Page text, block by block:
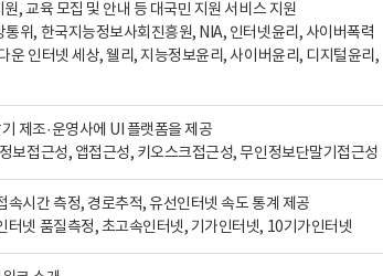
, 교육 모집 및 안내 등 대국민 지원 서비스 지원
위, 한국지능정보사회진흥원, NIA, 인터넷윤리, 사이버폭력
운 인터넷 세상, 웰리, 지능정보윤리, 사이버윤리, 디지털윤리,
제조·운영사에 UI 플랫폼을 제공
보접근성, 앱접근성, 키오스크접근성, 무인정보단말기접근성
속시간 측정, 경로추적, 유선인터넷 속도 통계 제공
터넷 품질측정, 초고속인터넷, 기가인터넷, 10기가인터넷